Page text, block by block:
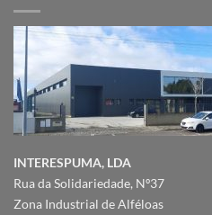
INTERESPUMA, LDA
Rua da Solidariedade, Nº37
Zona Industrial de Alféloas